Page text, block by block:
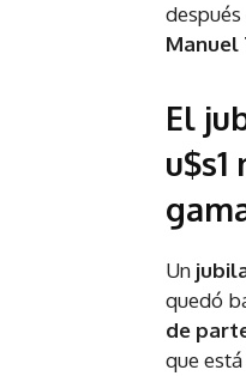
Manuel
El
Un
quedó
de
que